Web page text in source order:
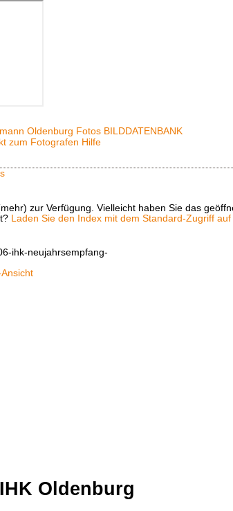
zum Fotografen Hilfe
zur Verfügung. Vielleicht haben Sie das
Laden Sie den Index mit dem Standard-Zugriff auf
Oldenburg